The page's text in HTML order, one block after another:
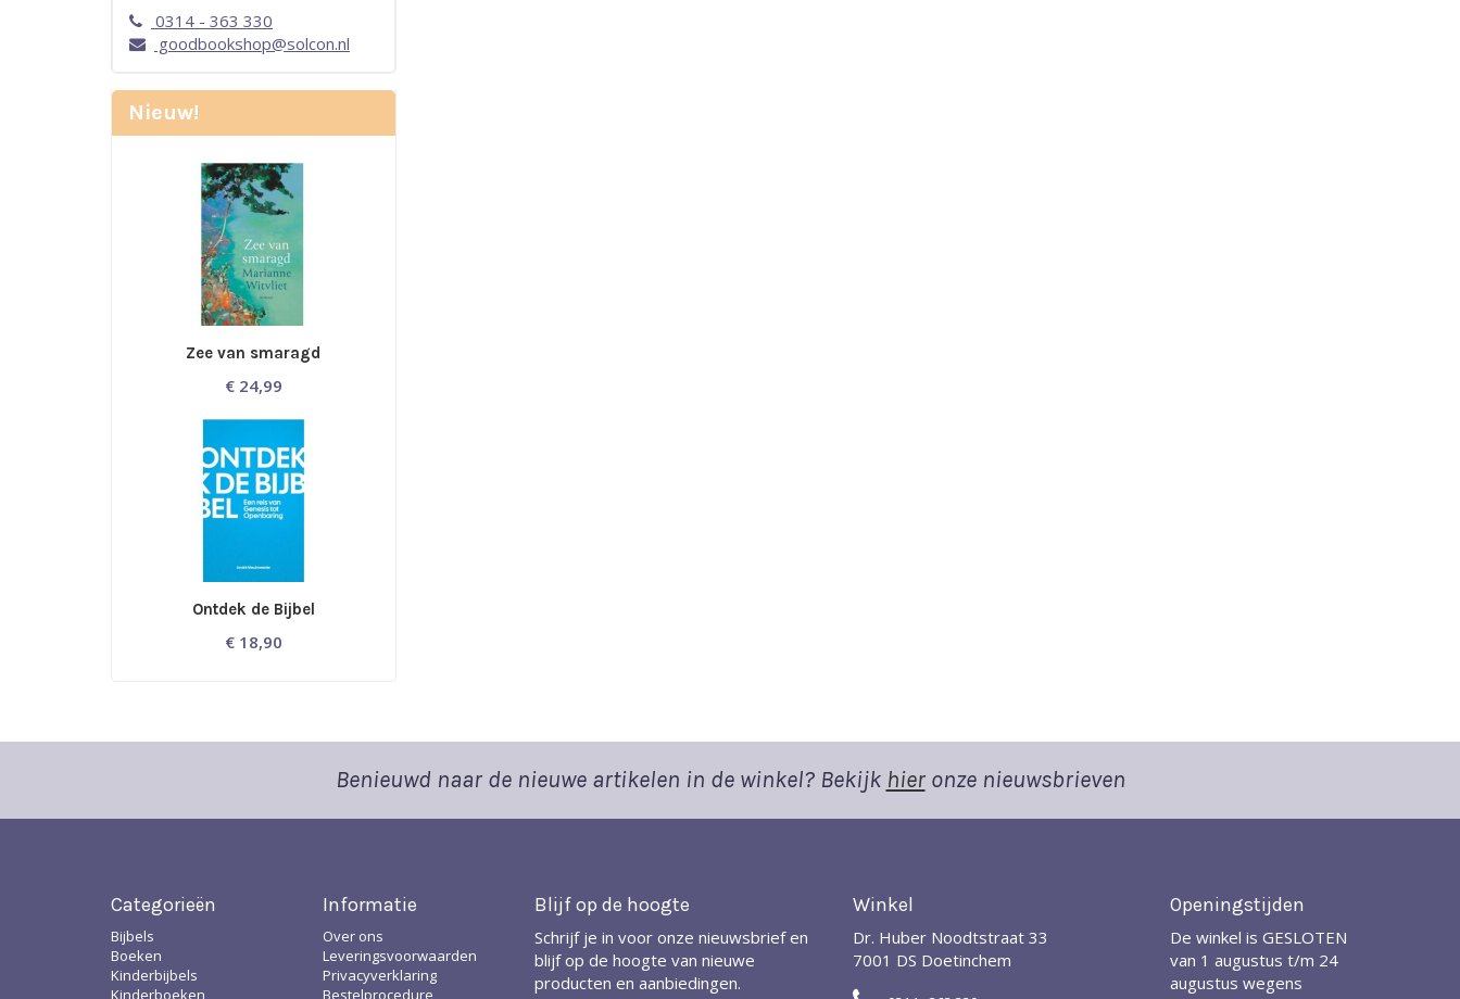
0314 - 363 330
goodbookshop@solcon.nl
Nieuw!
Zee van smaragd
€24,99
Ontdek de Bijbel
€18,90
Benieuwd naar de nieuwe artikelen in de winkel? Bekijk hieronze nieuwsbrieven
Categorieën
Bijbels
Boeken
Kinderbijbels
Kinderboeken
Informatie
Over ons
Leveringsvoorwaarden
Privacyverklaring
Bestelprocedure
Blijf op de hoogte
Schrijf je in voor onze nieuwsbrief en
blijf op de hoogte van nieuwe
producten en aanbiedingen.
Winkel
Dr. Huber Noodtstraat 33
7001 DS Doetinchem
Openingstijden
De winkel is GESLOTEN
van 1 augustus t/m 24
augustus wegens